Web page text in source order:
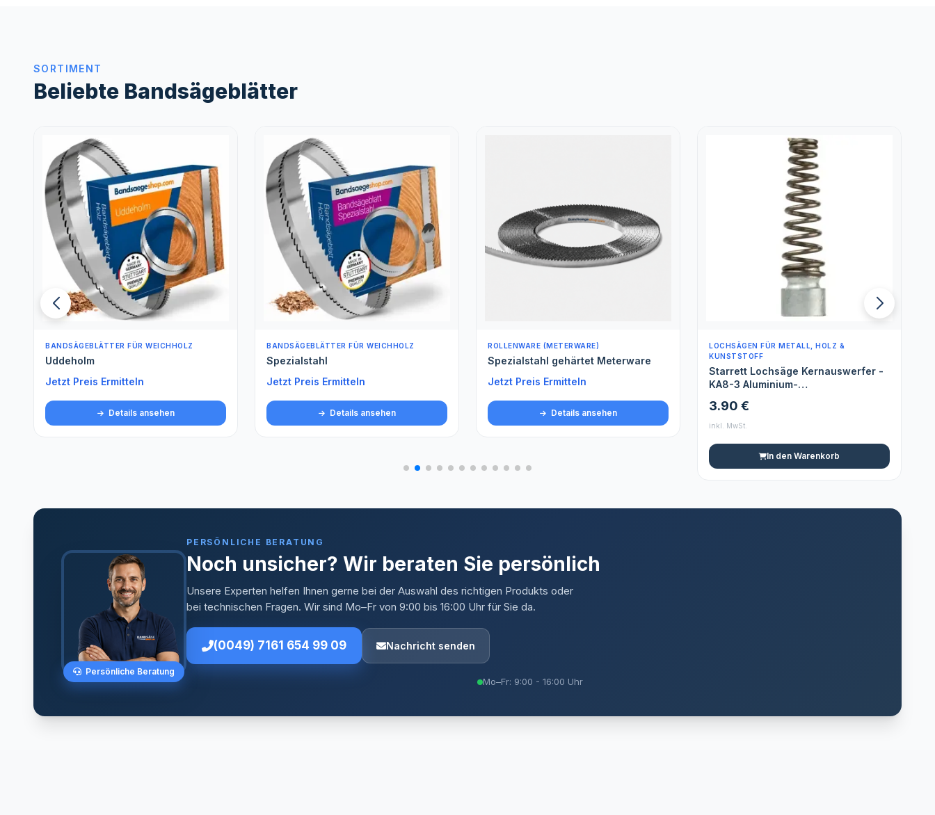
SORTIMENT
Beliebte Bandsägeblätter
BANDSÄGEBLÄTTER FÜR WEICHHOLZ
Uddeholm
Jetzt Preis Ermitteln
Details ansehen
BANDSÄGEBLÄTTER FÜR WEICHHOLZ
Spezialstahl
Jetzt Preis Ermitteln
Details ansehen
ROLLENWARE (METERWARE)
Spezialstahl gehärtet Meterware
Jetzt Preis Ermitteln
Details ansehen
LOCHSÄGEN FÜR METALL, HOLZ &
KUNSTSTOFF
Starrett Lochsäge Kernauswerfer -
KA8-3 Aluminium-
40-60 mm Lochsäge Bohrer
3.90 €
inkl. MwSt.
In den Warenkorb
Persönliche Beratung
PERSÖNLICHE BERATUNG
Noch unsicher? Wir beraten Sie persönlich
Unsere Experten helfen Ihnen gerne bei der Auswahl des richtigen Produkts oder
bei technischen Fragen. Wir sind Mo–Fr von 9:00 bis 16:00 Uhr für Sie da.
(0049) 7161 654 99 09 Nachricht senden
Mo–Fr: 9:00 - 16:00 Uhr